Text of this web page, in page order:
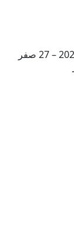
الإثنين, 10 أغسطس 2026 – 27 صفر